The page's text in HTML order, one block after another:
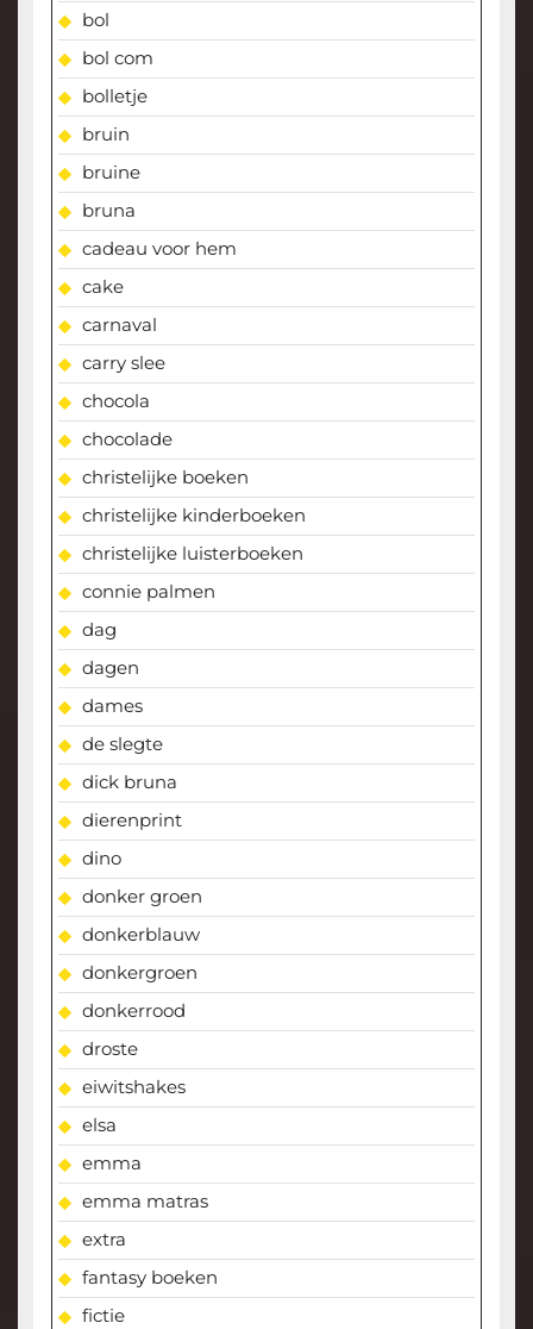
bol
bol com
bolletje
bruin
bruine
bruna
cadeau voor hem
cake
carnaval
carry slee
chocola
chocolade
christelijke boeken
christelijke kinderboeken
christelijke luisterboeken
connie palmen
dag
dagen
dames
de slegte
dick bruna
dierenprint
dino
donker groen
donkerblauw
donkergroen
donkerrood
droste
eiwitshakes
elsa
emma
emma matras
extra
fantasy boeken
fictie